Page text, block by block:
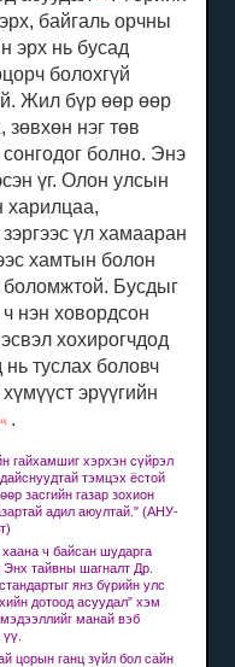
байгаль орчны
эрх нь бусад
болохгүй
Жил бүр өөр өөр
нэг төв
болно. Энэ
үг.Олон улсын
харилцаа,
үл хамааран
хамтын болон
боломжтой. Бусдыг
нэн ховордсон
хохирогчдод
нь туслах боловч
эрүүгийн
.
гайхамшиг хэрхэн сүйрэл
тэмцэх ёстой
​​засгийн газар зохион
адил аюултай."(АНУ-
ч байсан шударга
тайвны шагналт Др.
янз бүрийн улс
дотоод асуудал” хэм
манай вэб
цорын ганц зүйл бол сайн